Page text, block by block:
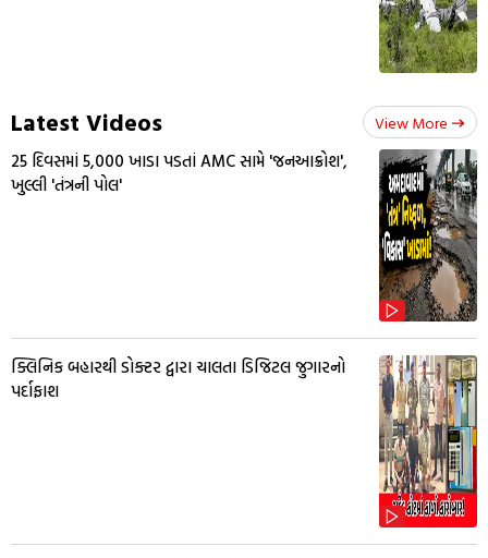
Latest Videos View More
25 દિવસમાં 5,000 ખાડા પડતાં AMC સામે 'જનઆક્રોશ',
ખુલ્લી 'તંત્રની પોલ'
ક્લિનિક બહારથી ડોક્ટર દ્વારા ચાલતા ડિજિટલ જુગારનો
પર્દાફાશ